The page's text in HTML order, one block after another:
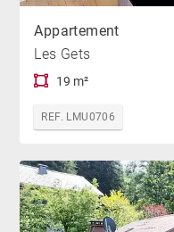
Appartement
Les Gets
19 m²
REF. LMU0706